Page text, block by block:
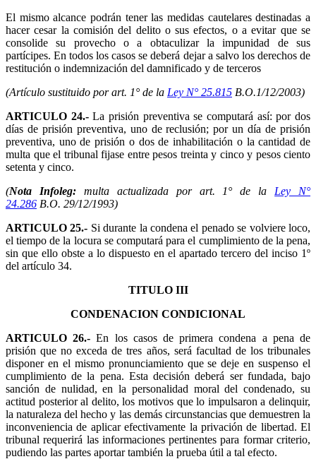
El mismo alcance podrán tener las medidas cautelares destinadas a
hacer cesar la comisión del delito o sus efectos, o a evitar que se
consolide su provecho o a obtaculizar la impunidad de sus
partícipes. En todos los casos se deberá dejar a salvo los derechos de
restitución o indemnización del damnificado y de terceros
(Artículo sustituido por art. 1° de la Ley N° 25.815 B.O.1/12/2003)
ARTICULO 24.-La prisión preventiva se computará así: por dos
días de prisión preventiva, uno de reclusión; por un día de prisión
preventiva, uno de prisión o dos de inhabilitación o la cantidad de
multa que el tribunal fijase entre pesos treinta y cinco y pesos ciento
setenta y cinco.
(Nota Infoleg:multa actualizada por art. 1° de la Ley N°
24.286 B.O. 29/12/1993)
ARTICULO 25.- Si durante la condena el penado se volviere loco,
el tiempo de la locura se computará para el cumplimiento de la pena,
sin que ello obste a lo dispuesto en el apartado tercero del inciso 1º
del artículo 34.
TITULO III
CONDENACION CONDICIONAL
ARTICULO 26.- En los casos de primera condena a pena de
prisión que no exceda de tres años, será facultad de los tribunales
disponer en el mismo pronunciamiento que se deje en suspenso el
cumplimiento de la pena. Esta decisión deberá ser fundada, bajo
sanción de nulidad, en la personalidad moral del condenado, su
actitud posterior al delito, los motivos que lo impulsaron a delinquir,
la naturaleza del hecho y las demás circunstancias que demuestren la
inconveniencia de aplicar efectivamente la privación de libertad. El
tribunal requerirá las informaciones pertinentes para formar criterio,
pudiendo las partes aportar también la prueba útil a tal efecto.